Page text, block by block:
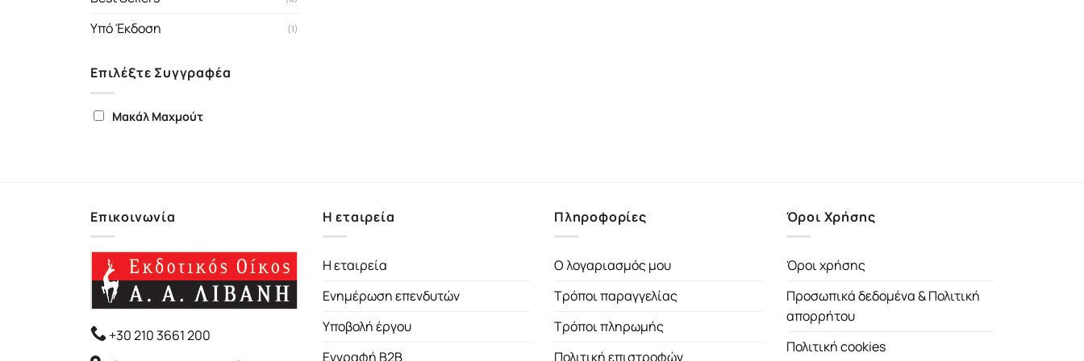
Υπό Έκδοση (1)
Επιλέξτε Συγγραφέα
Μακάλ Μαχμούτ
Επικοινωνία
+30 210 3661 200
Η εταιρεία
Η εταιρεία
Ενημέρωση επενδυτών
Υποβολή έργου
Εγγραφή B2B
Πληροφορίες
Ο λογαριασμός μου
Τρόποι παραγγελίας
Τρόποι πληρωμής
Πολιτική επιστροφών
Όροι Χρήσης
Όροι χρήσης
Προσωπικά δεδομένα & Πολιτική
απορρήτου
Πολιτική cookies